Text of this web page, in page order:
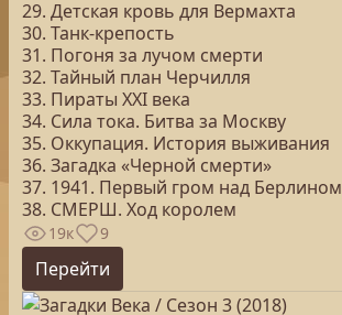
29. Детская кровь для Вермахта
30. Танк-крепость
31. Погоня за лучом смерти
32. Тайный план Черчилля
33. Пираты ХХI века
34. Сила тока. Битва за Москву
35. Оккупация. История выживания
36. Загадка «Черной смерти»
37. 1941. Первый гром над Берлином
38. СМЕРШ. Ход королем
19к 9
Перейти